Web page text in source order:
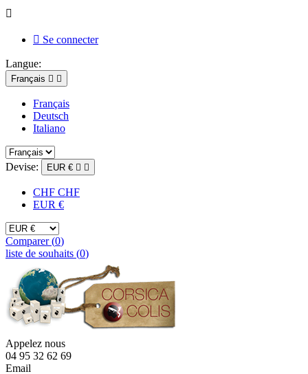

 Se connecter
Langue:
Français  
Français
Deutsch
Italiano
Devise: EUR €  
CHF CHF
EUR €
Comparer (0)
liste de souhaits (0)
Appelez nous
04 95 32 62 69
Email